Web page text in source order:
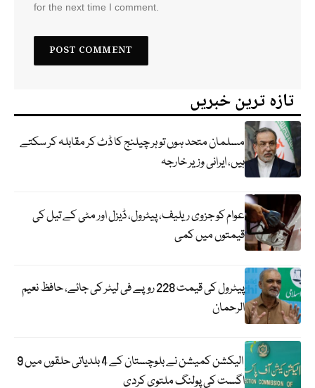
for the next time I comment.
تازہ ترین خبریں
مسلمان متحد ہوں تو ہر چیلنج کا ڈٹ کر مقابلہ کر سکتے
ہیں، ایرانی وزیر خارجہ
عوام کو جزوی ریلیف، پیٹرول، ڈیزل اور مٹی کے تیل کی
قیمتوں میں کمی
پیٹرول کی قیمت 228 روپے فی لیٹر کی جائے، حافظ نعیم
الرحمان
الیکشن کمیشن نے بلوچستان کے 4 بلدیاتی حلقوں میں 9
اگست کی پولنگ ملتوی کردی